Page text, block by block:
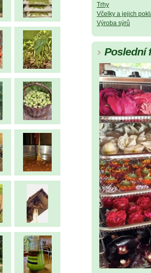
Trhy
Včelky a jejich
Výroba sýrů
Poslední